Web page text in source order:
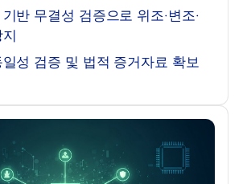
반 무결성 검증으로 위조·변조·
성 검증 및 법적 증거자료 확보